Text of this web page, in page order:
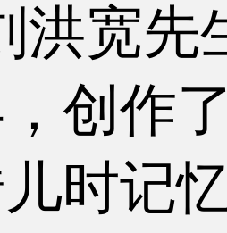
洪宽先
创作
时记